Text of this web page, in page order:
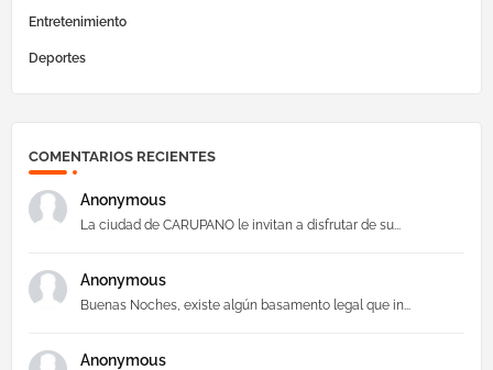
Entretenimiento
Deportes
COMENTARIOS RECIENTES
Anonymous
La ciudad de CARUPANO le invitan a disfrutar de su...
Anonymous
Buenas Noches, existe algún basamento legal que in...
Anonymous